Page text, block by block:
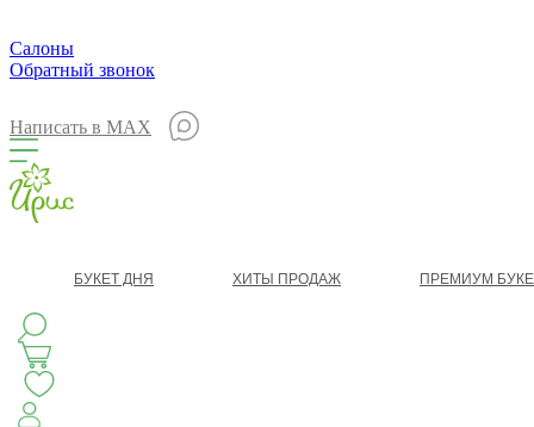
Салоны
Обратный звонок
Написать в MAX
БУКЕТ ДНЯ ХИТЫ ПРОДАЖ ПРЕМИУМ